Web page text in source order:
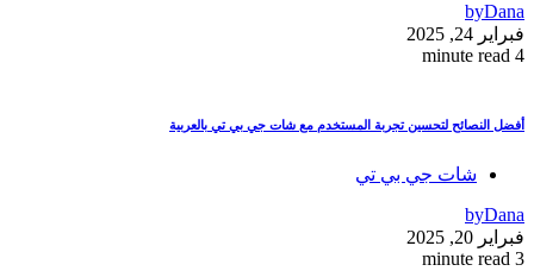
byDana
فبراير 24, 2025
4 minute read
أفضل النصائح لتحسين تجربة المستخدم مع شات جي بي تي بالعربية
شات جي بي تي
byDana
فبراير 20, 2025
3 minute read